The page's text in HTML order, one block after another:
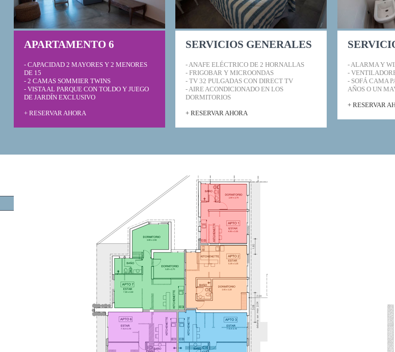
APARTAMENTO 6
- CAPACIDAD 2 MAYORES Y 2 MENORES
DE 15
- 2 CAMAS SOMMIER TWINS
- VISTA AL PARQUE CON TOLDO Y JUEGO
DE JARDÍN EXCLUSIVO
+ RESERVAR AHORA
SERVICIOS GENERALES
- ANAFE ELÉCTRICO DE 2 HORNALLAS
- FRIGOBAR Y MICROONDAS
- TV 32 PULGADAS CON DIRECT TV
- AIRE ACONDICIONADO EN LOS
DORMITORIOS
+ RESERVAR AHORA
- ALARMA Y
-
- SOFÁ CAMA
AÑOS O UN
+ RESERVAR